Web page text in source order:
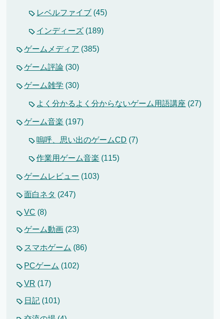
レベルファイブ (45)
インディーズ (189)
ゲームメディア (385)
ゲーム評論 (30)
ゲーム雑学 (30)
よく分かるよく分からないゲーム用語講座 (27)
ゲーム音楽 (197)
嗚呼、思い出のゲームCD (7)
作業用ゲーム音楽 (115)
ゲームレビュー (103)
面白ネタ (247)
VC (8)
ゲーム動画 (23)
スマホゲーム (86)
PCゲーム (102)
VR (17)
日記 (101)